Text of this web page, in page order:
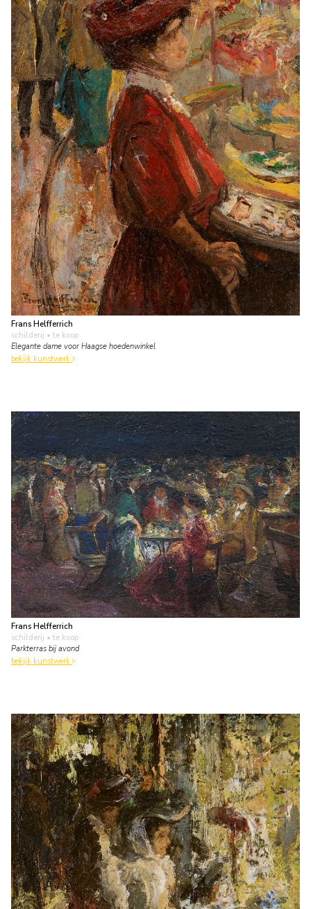
Frans Helfferrich
schilderij • te koop
Elegante dame voor Haagse hoedenwinkel
bekijk kunstwerk
Frans Helfferrich
schilderij • te koop
Parkterras bij avond
bekijk kunstwerk